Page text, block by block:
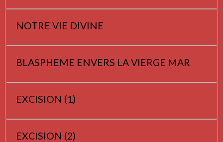
NOTRE VIE DIVINE
BLASPHEME ENVERS LA VIERGE MAR
EXCISION (1)
EXCISION (2)